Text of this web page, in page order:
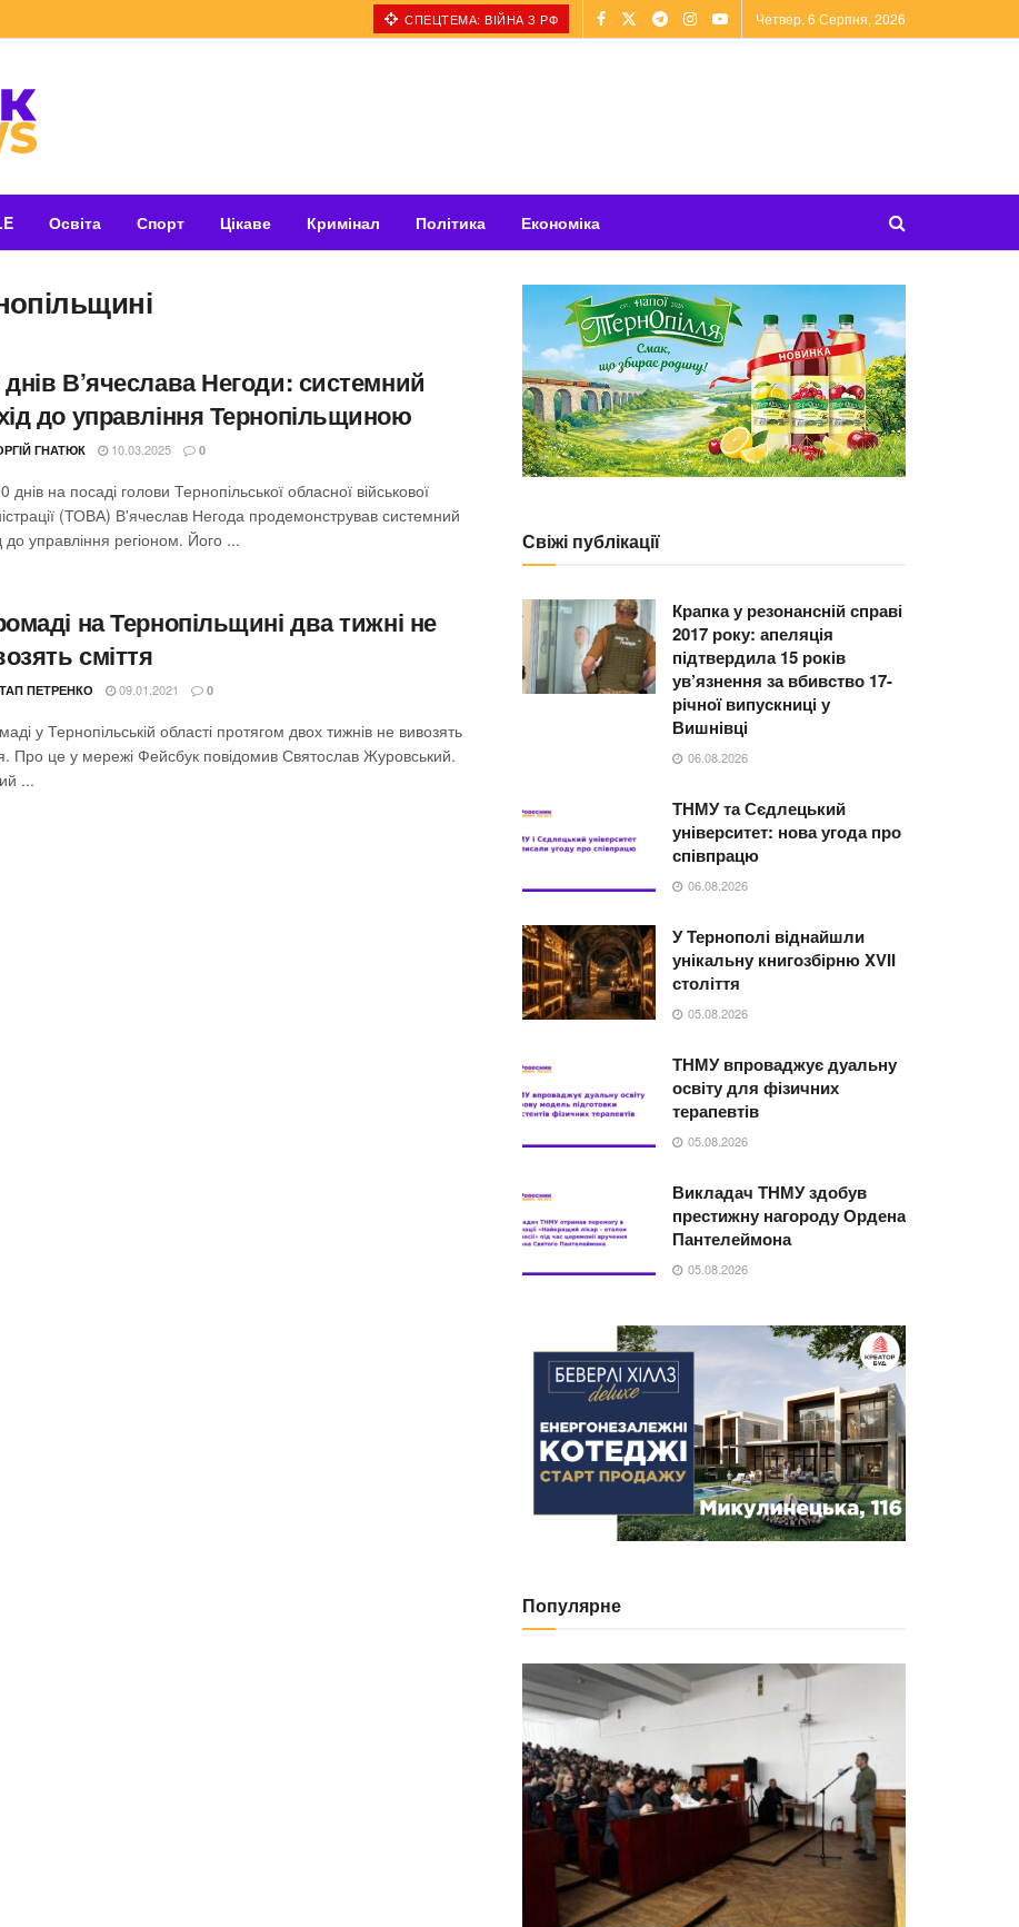
СПЕЦТЕМА: ВІЙНА З РФ Четвер, 6 Серпня, 2026
Освіта Спорт Цікаве Кримінал Політика Економіка
днів В’ячеслава Негоди: системний
до управління Тернопільщиною
ГНАТЮК 10.03.2025 0
днів на посаді голови Тернопільської обласної військової
(ТОВА) В'ячеслав Негода продемонстрував системний
до управління регіоном. Його ...
на Тернопільщині два тижні не
сміття
ПЕТРЕНКО 09.01.2021 0
у Тернопільській області протягом двох тижнів не вивозять
Про це у мережі Фейсбук повідомив Святослав Журовський.
...
Свіжі публікації
Крапка у резонансній справі
2017 року: апеляція
підтвердила 15 років
ув’язнення за вбивство 17-
річної випускниці у
Вишнівці
06.08.2026
ТНМУ та Сєдлецький
університет: нова угода про
співпрацю
06.08.2026
У Тернополі віднайшли
унікальну книгозбірню XVII
століття
05.08.2026
ТНМУ впроваджує дуальну
освіту для фізичних
терапевтів
05.08.2026
Викладач ТНМУ здобув
престижну нагороду Ордена
Пантелеймона
05.08.2026
Популярне